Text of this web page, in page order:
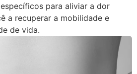
para aliviar a dor
a recuperar a mobilidade e
de vida.